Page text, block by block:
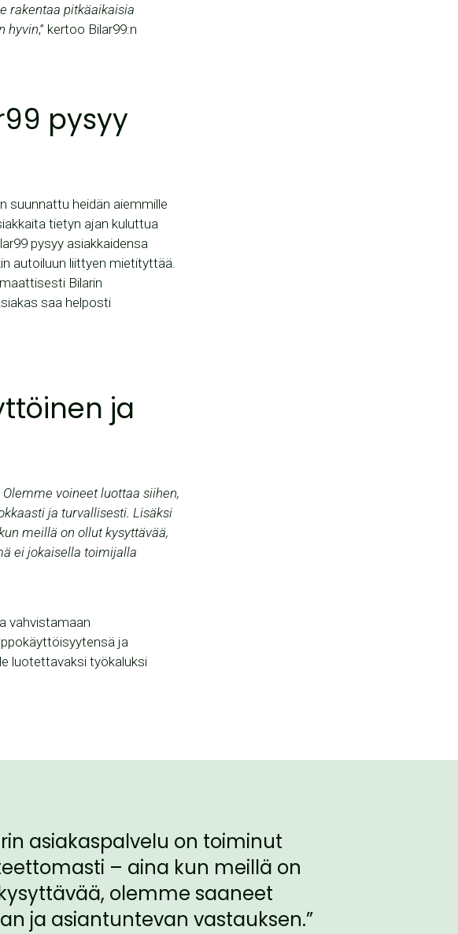
rakentaa pitkäaikaisia
hyvin,” kertoo Bilar99:n
pysyy
suunnattu heidän aiemmille
tietyn ajan kuluttua
pysyy asiakkaidensa
autoiluun liittyen mietityttää.
Bilarin
saa helposti
ja
voineet luottaa siihen,
ja turvallisesti. Lisäksi
meillä on ollut kysyttävää,
ei jokaisella toimijalla
vahvistamaan
ja
luotettavaksi työkaluksi
asiakaspalvelu on toiminut
– aina kun meillä on
olemme saaneet
ja asiantuntevan vastauksen.”